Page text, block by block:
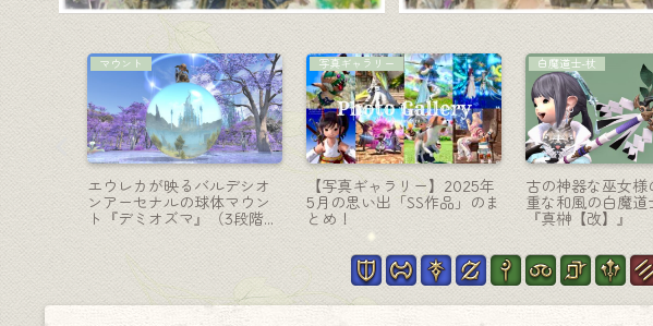
AF装備
黒魔道士AF1装備『ウィザー
ド』シリーズとFF9ビビ染
色パターン（ララフェル男
子Ver.)
白魔道士-杖
赤いお花の喋る木の妖精さ
ん！白魔道士杖『ウォーウ
ルフロッド』
チョコボ装備
極ウォーリア・オ
ト討滅戦 / チョコ
る武器をまとった
ーバード・オブ・